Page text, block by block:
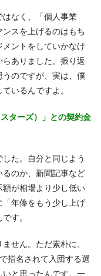
なく、「個人事業
スを上げるのはもち
ントをしていかなけ
ありました。振り返
うのですが、実は、僕
いるんですよ。
ターズ）」との契約金
た。自分と同じよう
のか、新聞記事など
が相場より少し低い
「年俸をもう少し上げ
す。
せん。ただ素朴に、
指名されて入団する選
と思ったんです。一